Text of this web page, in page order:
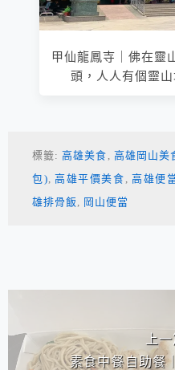
甲仙龍鳳寺｜佛在靈
頭，人人有個靈
標籤:高雄美食 , 高雄岡山美
包),高雄平價美食 ,高雄便
雄排骨飯 , 岡山便當
上
素食中餐自助餐